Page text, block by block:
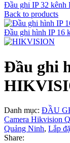
Đầu ghi IP 32
Back to products
Đầu ghi hình IP 16
Đầu ghi
Danh mục: ĐẦU
Camera Hikvision
Quảng Ninh, Lắp
Share: